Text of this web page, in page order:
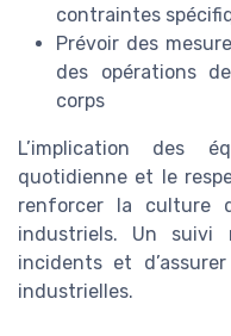
contraintes
Prévoir des
des opérations
corps
L’implication des
quotidienne et le
renforcer la culture
industriels. Un suivi
incidents et
industrielles.